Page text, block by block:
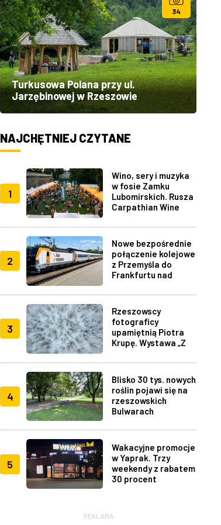
34
Turkusowa Polana przy ul.
Jarzębinowej w Rzeszowie
NAJCHĘTNIEJ CZYTANE
1
Wino, sery i muzyka
w fosie Zamku
Lubomirskich. Rusza
Carpathian Wine
2
Nowe bezpośrednie
połączenie kolejowe
z Przemyśla do
Frankfurtu nad
3
Rzeszowscy
fotograficy
upamiętnią Piotra
Krupę. Wystawa „Z
4
Blisko 30 tys. nowych
roślin pojawi się na
rzeszowskich
Bulwarach
5
Wakacyjne promocje
w Yaprak. Trzy
weekendy z rabatem
30 procent
REKLAMA